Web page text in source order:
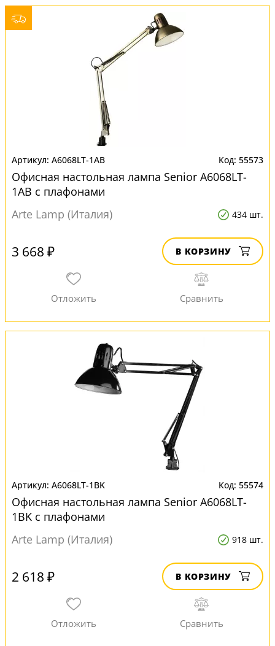
A6068LT-1AB 55573
Офисная настольная лампа Senior A6068LT-
1AB с плафонами
Arte Lamp (Италия)
434 шт.
3 668 ₽ В КОРЗИНУ
A6068LT-1BK 55574
Офисная настольная лампа Senior A6068LT-
1BK с плафонами
Arte Lamp (Италия)
918 шт.
2 618 ₽ В КОРЗИНУ